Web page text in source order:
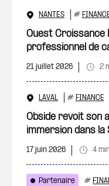
NANTES #
Ouest Croissance
professionnel de
21 juillet 2026 2
LAVAL # FINANCE
Obside revoit son
immersion dans la
17 juin 2026 4
Partenaire #